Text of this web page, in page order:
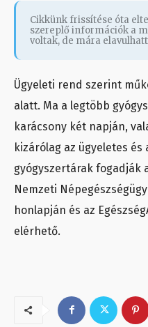
Cikkünk frissítése óta
szereplő információk a
voltak, de mára
Ügyeleti rend szerint
alatt. Ma a legtöbb
karácsony két napján,
kizárólag az ügyeletes és
gyógyszertárak fogadják
Nemzeti
honlapján és az
elérhető.